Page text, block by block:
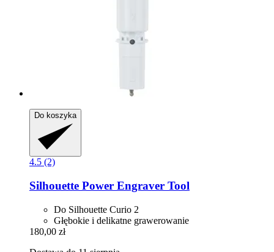
Do koszyka
4.5 (2)
Silhouette Power Engraver Tool
Do Silhouette Curio 2
Głębokie i delikatne grawerowanie
180,00 zł